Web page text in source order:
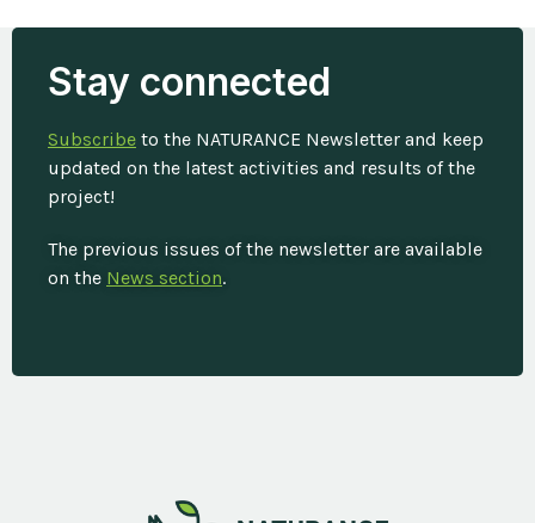
Stay connected
Subscribe to the NATURANCE Newsletter and keep
updated on the latest activities and results of the
project!
The previous issues of the newsletter are available
on the News section.